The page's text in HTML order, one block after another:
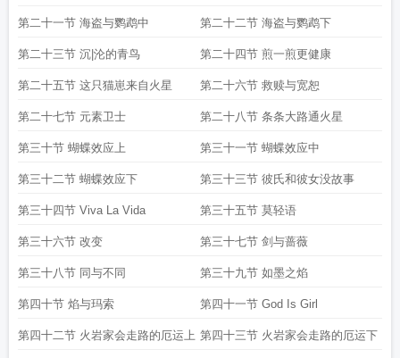
第二十一节 海盗与鹦鹉中 第二十二节 海盗与鹦鹉下
第二十三节 沉|沦的青鸟 第二十四节 煎一煎更健康
第二十五节 这只猫崽来自火星 第二十六节 救赎与宽恕
第二十七节 元素卫士 第二十八节 条条大路通火星
第三十节 蝴蝶效应上 第三十一节 蝴蝶效应中
第三十二节 蝴蝶效应下 第三十三节 彼氏和彼女没故事
第三十四节 Viva La Vida 第三十五节 莫轻语
第三十六节 改变 第三十七节 剑与蔷薇
第三十八节 同与不同 第三十九节 如墨之焰
第四十节 焰与玛索 第四十一节 God Is Girl
第四十二节 火岩家会走路的厄运上 第四十三节 火岩家会走路的厄运下